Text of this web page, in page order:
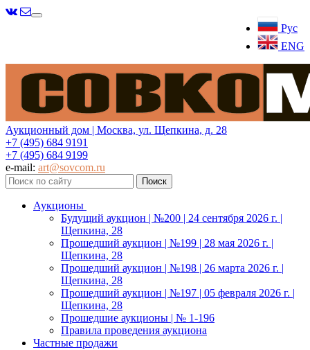
Рус
ENG
Меню
Аукционный дом | Москва, ул. Щепкина, д. 28
+7 (495) 684 9191
+7 (495) 684 9199
e-mail: art@sovcom.ru
Аукционы
Будущий аукцион | №200 | 24 сентября 2026 г. |
Щепкина, 28
Прошедший аукцион | №199 | 28 мая 2026 г. |
Щепкина, 28
Прошедший аукцион | №198 | 26 марта 2026 г. |
Щепкина, 28
Прошедший аукцион | №197 | 05 февраля 2026 г. |
Щепкина, 28
Прошедшие аукционы | № 1-196
Правила проведения аукциона
Частные продажи